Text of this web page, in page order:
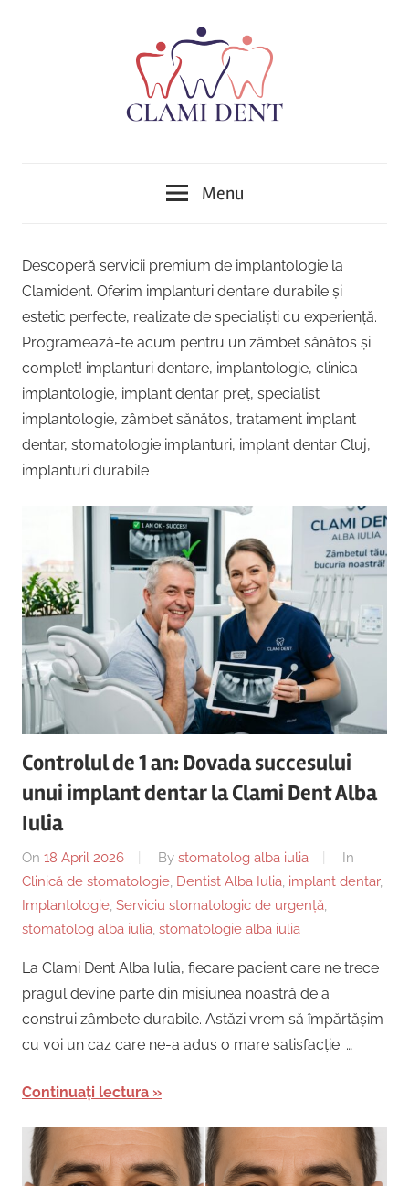
Stomatologică
Clami
Dent
Alba
Iulia
|
Centru
Implantologie
Tratamentul
Cariilor,
Endodonție
,Implant
dentar,
Stomatologie
Copii,
Dentist,
Strada
Lăncrănjan
Alba
Iulia
510218,
România
+40754463365
Menu
Descoperă servicii premium de implantologie la
Clamident. Oferim implanturi dentare durabile și
estetic perfecte, realizate de specialiști cu experiență.
Programează-te acum pentru un zâmbet sănătos și
complet! implanturi dentare, implantologie, clinica
implantologie, implant dentar preț, specialist
implantologie, zâmbet sănătos, tratament implant
dentar, stomatologie implanturi, implant dentar Cluj,
implanturi durabile
Controlul de 1 an: Dovada succesului
unui implant dentar la Clami Dent Alba
Iulia
On 18 April 2026 By stomatolog alba iulia
In
Clinică de stomatologie Dentist Alba Iulia implant dentar,
Implantologie Serviciu stomatologic de urgență
stomatolog alba iulia stomatologie alba iulia
La Clami Dent Alba Iulia, fiecare pacient care ne trece
pragul devine parte din misiunea noastră de a
construi zâmbete durabile. Astăzi vrem să împărtășim
cu voi un caz care ne-a adus o mare satisfacție: …
Continuați lectura